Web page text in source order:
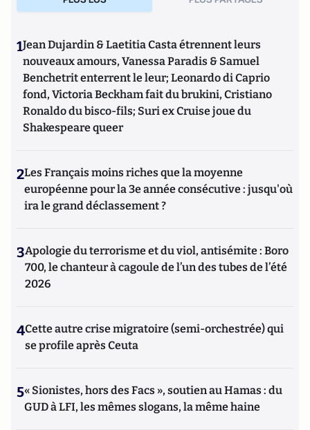
1Jean Dujardin & Laetitia Casta étrennent leurs
nouveaux amours, Vanessa Paradis & Samuel
Benchetrit enterrent le leur; Leonardo di Caprio
fond, Victoria Beckham fait du brukini, Cristiano
Ronaldo du bisco-fils; Suri ex Cruise joue du
Shakespeare queer
2Les Français moins riches que la moyenne
européenne pour la 3e année consécutive : jusqu'où
ira le grand déclassement ?
3Apologie du terrorisme et du viol, antisémite : Boro
700, le chanteur à cagoule de l’un des tubes de l’été
2026
4Cette autre crise migratoire (semi-orchestrée) qui
se profile après Ceuta
5« Sionistes, hors des Facs », soutien au Hamas : du
GUD à LFI, les mêmes slogans, la même haine